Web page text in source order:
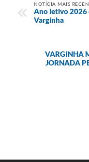
NOTÍCIA MAIS
Ano letivo 2026
Varginha
VARGINHA
JORNADA